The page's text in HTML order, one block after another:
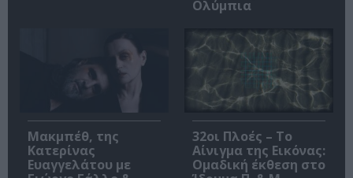
Ολύμπια
Μακμπέθ, της
Κατερίνας
Ευαγγελάτου με
32οι Πλοές – Το
Αίνιγμα της Εικόνας:
Ομαδική έκθεση στο